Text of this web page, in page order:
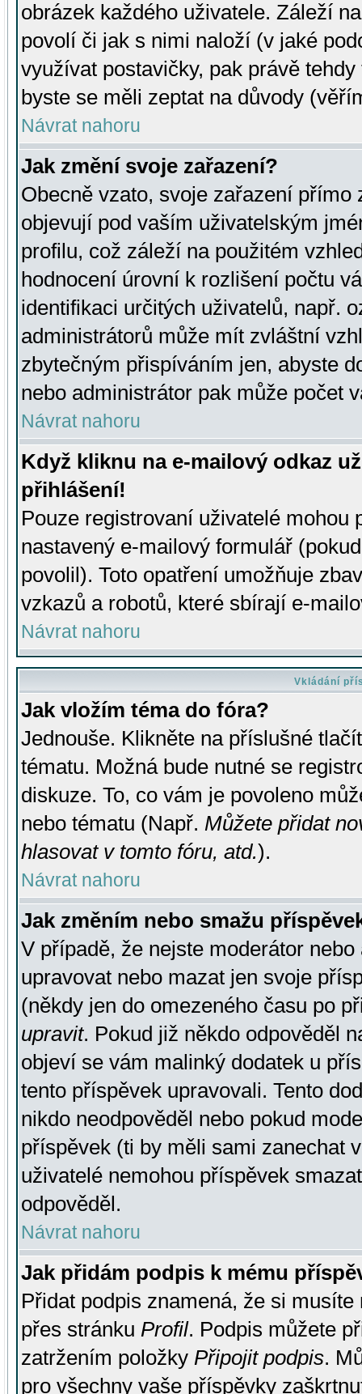
obrázek každého uživatele. Záleží
povolí či jak s nimi naloží (v jaké
využívat postavičky, pak právě
byste se měli zeptat na důvody
Návrat nahoru
Jak změní svoje zařazení?
Obecně vzato, svoje zařazení přímo
objevují pod vaším uživatelským
profilu, což záleží na použitém
hodnocení úrovní k rozlišení počtu
identifikaci určitých uživatelů, např.
administrátorů může mít zvláštní
zbytečným přispíváním jen, abyste
nebo administrátor pak může počet
Návrat nahoru
Když kliknu na e-mailový odkaz
přihlášení!
Pouze registrovaní uživatelé mohou
nastavený e-mailový formulář
povolil). Toto opatření umožňuje
vzkazů a robotů, které sbírají e-
Návrat nahoru
Vkládání
Jak vložím téma do fóra?
Jednouše. Klikněte na příslušné
tématu. Možná bude nutné se
diskuze. To, co vám je povoleno
nebo tématu (Např. Můžete přidat
hlasovat v tomto fóru, atd.).
Návrat nahoru
Jak změním nebo smažu
V případě, že nejste moderátor
upravovat nebo mazat jen svoje
(někdy jen do omezeného času po
upravit. Pokud již někdo odpověděl
objeví se vám malinký dodatek u
tento příspěvek upravovali. Tento
nikdo neodpověděl nebo pokud
příspěvek (ti by měli sami zanechat
uživatelé nemohou příspěvek
odpověděl.
Návrat nahoru
Jak přidám podpis k mému
Přidat podpis znamená, že si
přes stránku Profil. Podpis můžete
zatržením položky Připojit podpis.
pro všechny vaše příspěvky